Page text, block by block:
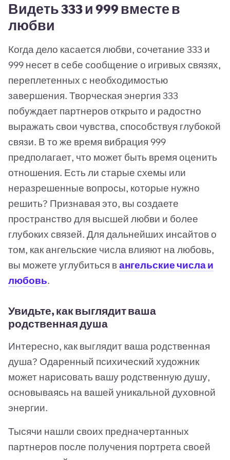
Видеть 333 и 999 вместе в
любви
Когда дело касается любви, сочетание 333 и
999 несет в себе сообщение о игривых связях,
переплетенных с необходимостью
завершения. Творческая энергия 333
побуждает партнеров открыто и радостно
выражать свои чувства, способствуя глубокой
связи. В то же время вибрация 999
предполагает, что может быть время оценить
отношения. Есть ли старые схемы или
неразрешенные вопросы, которые нужно
решить? Признавая это, вы создаете
пространство для высшей любви и более
глубоких связей. Для дальнейших инсайтов о
том, как ангельские числа влияют на любовь,
вы можете углубиться вангельские числа и
любовь.
Увидьте, как выглядит ваша
родственная душа
Интересно, как выглядит ваша родственная
душа? Одаренный психический художник
может нарисовать вашу родственную душу,
основываясь на вашей уникальной духовной
энергии.
Тысячи нашли своих предначертанных
партнеров после получения портрета своей